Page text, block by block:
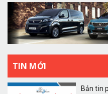
TIN MỚI
Bản tin